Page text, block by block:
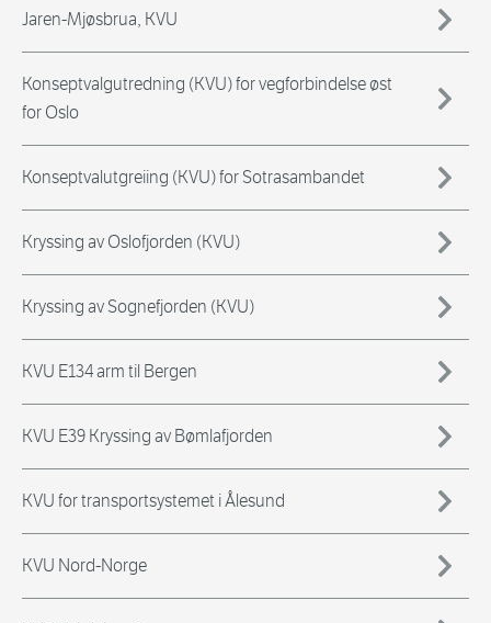
Jaren-Mjøsbrua, KVU
Konseptvalgutredning (KVU) for vegforbindelse øst
for Oslo
Konseptvalutgreiing (KVU) for Sotrasambandet
Kryssing av Oslofjorden (KVU)
Kryssing av Sognefjorden (KVU)
KVU E134 arm til Bergen
KVU E39 Kryssing av Bømlafjorden
KVU for transportsystemet i Ålesund
KVU Nord-Norge